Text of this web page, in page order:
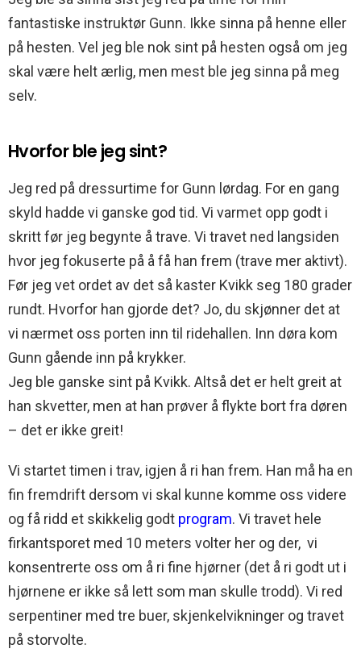
fantastiske instruktør Gunn. Ikke sinna på henne eller
på hesten. Vel jeg ble nok sint på hesten også om jeg
skal være helt ærlig, men mest ble jeg sinna på meg
selv.
Hvorfor ble jeg sint?
Jeg red på dressurtime for Gunn lørdag. For en gang
skyld hadde vi ganske god tid. Vi varmet opp godt i
skritt før jeg begynte å trave. Vi travet ned langsiden
hvor jeg fokuserte på å få han frem (trave mer aktivt).
Før jeg vet ordet av det så kaster Kvikk seg 180 grader
rundt. Hvorfor han gjorde det? Jo, du skjønner det at
vi nærmet oss porten inn til ridehallen. Inn døra kom
Gunn gående inn på krykker.
Jeg ble ganske sint på Kvikk. Altså det er helt greit at
han skvetter, men at han prøver å flykte bort fra døren
– det er ikke greit!
Vi startet timen i trav, igjen å ri han frem. Han må ha en
fin fremdrift dersom vi skal kunne komme oss videre
og få ridd et skikkelig godt program. Vi travet hele
firkantsporet med 10 meters volter her og der, vi
konsentrerte oss om å ri fine hjørner (det å ri godt ut i
hjørnene er ikke så lett som man skulle trodd). Vi red
serpentiner med tre buer, skjenkelvikninger og travet
på storvolte.